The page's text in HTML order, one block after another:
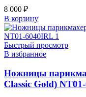
8 000 ₽
В корзину
Быстрый просмотр
В избранное
Ножницы
Classic Gold)